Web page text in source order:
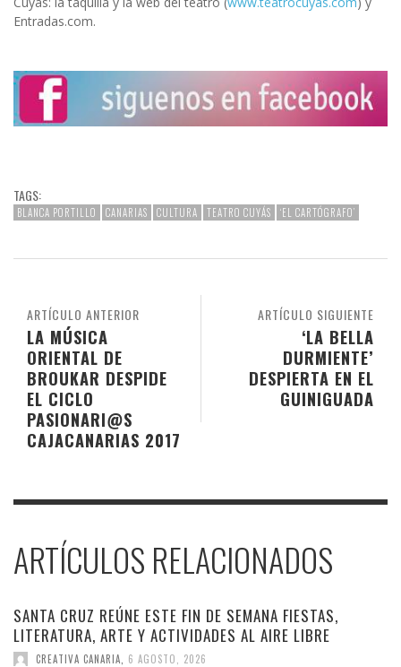
Entradas.com.
TAGS:
BLANCA PORTILLO CANARIAS CULTURA TEATRO CUYÁS ‘EL CARTÓGRAFO’
ARTÍCULO SIGUIENTE
‘LA BELLA
DURMIENTE’
DESPIERTA EN EL
GUINIGUADA
ARTÍCULO ANTERIOR
LA MÚSICA
ORIENTAL DE
BROUKAR DESPIDE
EL CICLO
PASIONARI@S
CAJACANARIAS 2017
ARTÍCULOS RELACIONADOS
SANTA CRUZ REÚNE ESTE FIN DE SEMANA FIESTAS,
LITERATURA, ARTE Y ACTIVIDADES AL AIRE LIBRE
CREATIVA CANARIA 6 AGOSTO, 2026